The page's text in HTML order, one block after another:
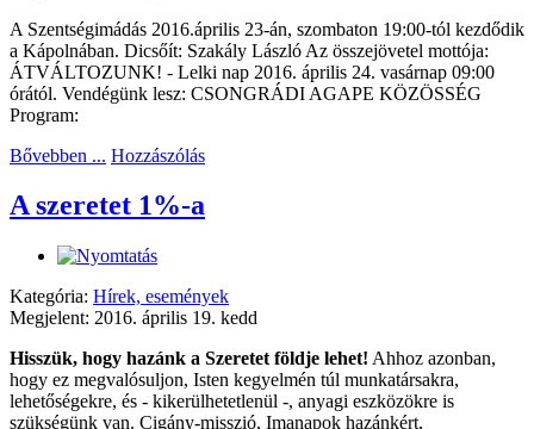
A Szentségimádás 2016.április 23-án, szombaton 19:00-tól kezdődik
a Kápolnában. Dicsőít: Szakály László Az összejövetel mottója:
ÁTVÁLTOZUNK! - Lelki nap 2016. április 24. vasárnap 09:00
órától. Vendégünk lesz: CSONGRÁDI AGAPE KÖZÖSSÉG
Program:
Bővebben ... Hozzászólás
A szeretet 1%-a
Kategória: Hírek, események
Megjelent: 2016. április 19. kedd
Hisszük, hogy hazánk a Szeretet földje lehet! Ahhoz azonban,
hogy ez megvalósuljon, Isten kegyelmén túl munkatársakra,
lehetőségekre, és - kikerülhetetlenül -, anyagi eszközökre is
szükségünk van. Cigány-misszió, Imanapok hazánkért,